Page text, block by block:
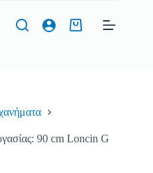
Καλάθι
90 cm Loncin G